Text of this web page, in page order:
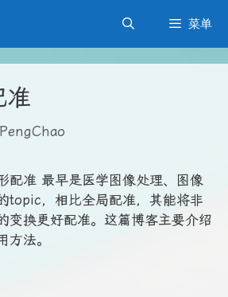
菜单
准
PengChao
配准 最早是医学图像处理、图像
topic，相比全局配准，其能将非
变换更好配准。这篇博客主要介绍
方法。